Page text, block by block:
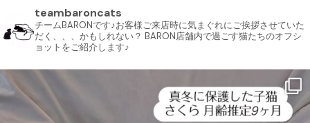
teambaroncats
チームBARONです♪お客様ご来店時に気まぐれにご挨拶させていた
だく、、、かもしれない？ BARON店舗内で過ごす猫たちのオフシ
ョットをご紹介します♪